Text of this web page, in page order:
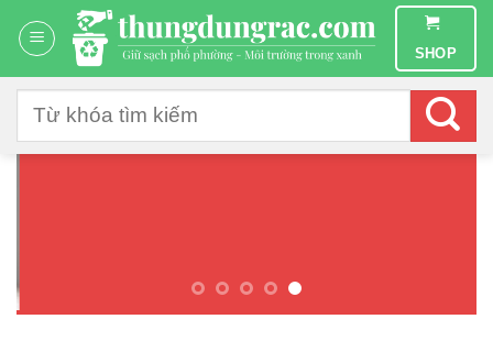
đến
dung
SHOP
kiếm: